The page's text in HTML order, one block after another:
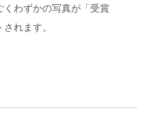
くわずかの写真が「受賞
れます。